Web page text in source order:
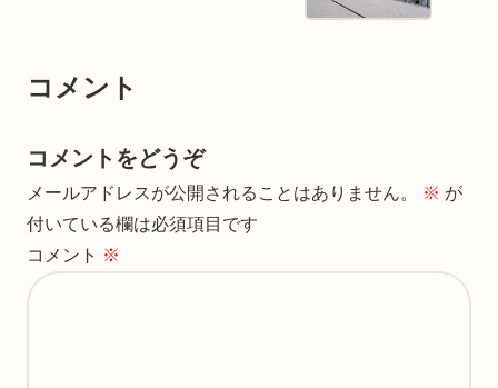
コメント
コメントをどうぞ
メールアドレスが公開されることはありません。 ※ が
付いている欄は必須項目です
コメント ※